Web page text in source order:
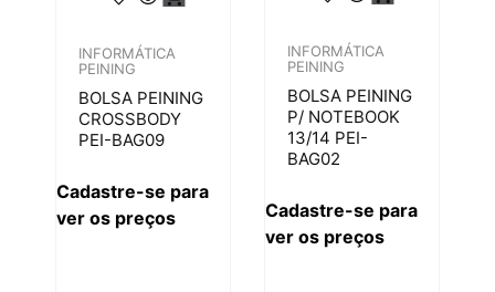
INFORMÁTICA
PEINING
BOLSA PEINING
CROSSBODY
PEI-BAG09
Cadastre-se para
ver os preços
INFORMÁTICA
PEINING
BOLSA PEINING
P/ NOTEBOOK
13/14 PEI-
BAG02
Cadastre-se para
ver os preços